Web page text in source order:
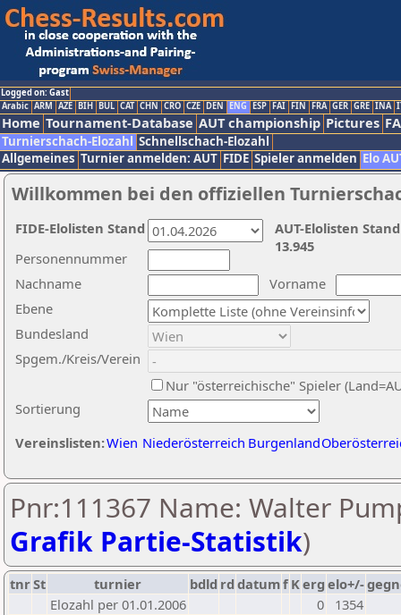
Logged on: Gast
Arabic ARM AZE BIH BUL CAT CHN CRO CZE DEN ENG ESP FAI FIN FRA GER GRE INA
Home Tournament-Database AUT championship Pictures
Turnierschach-Elozahl Schnellschach-Elozahl
Allgemeines Turnier anmelden: AUT FIDE Spieler anmelden Elo
Willkommen bei den offiziellen
Nachname
Vorname
Ebene
Sortierung
Personennummer
Bundesland
Spgem./Kreis/Verein
Nur "österreichische" Spieler
Vereinslisten:Wien Niederösterreich Burgenland
AUT-Elolisten
13.945
FIDE-Elolisten Stand
Pnr:111367 Name: Walter
Grafik Partie-Statistik)
tnrSt turnier bdld rd datumf Kerg elo+/-
Elozahl per 01.01.2006
0
1354